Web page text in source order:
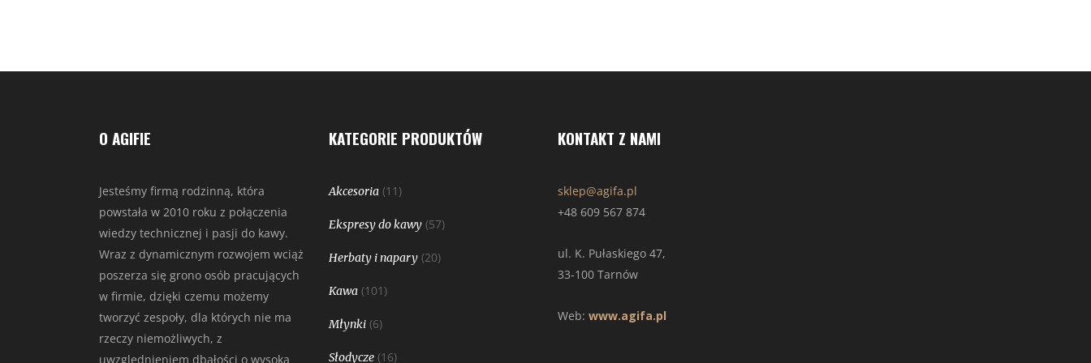
O AGIFIE
Jesteśmy firmą rodzinną, która
powstała w 2010 roku z połączenia
wiedzy technicznej i pasji do kawy.
Wraz z dynamicznym rozwojem wciąż
poszerza się grono osób pracujących
w firmie, dzięki czemu możemy
tworzyć zespoły, dla których nie ma
rzeczy niemożliwych, z
uwzględnieniem dbałości o wysoką
KATEGORIE PRODUKTÓW
Akcesoria (11)
Ekspresy do kawy (57)
Herbaty i napary (20)
Kawa (101)
Młynki (6)
Słodycze (16)
KONTAKT Z NAMI
sklep@agifa.pl
+48 609 567 874
ul. K. Pułaskiego 47,
33-100 Tarnów
Web: www.agifa.pl